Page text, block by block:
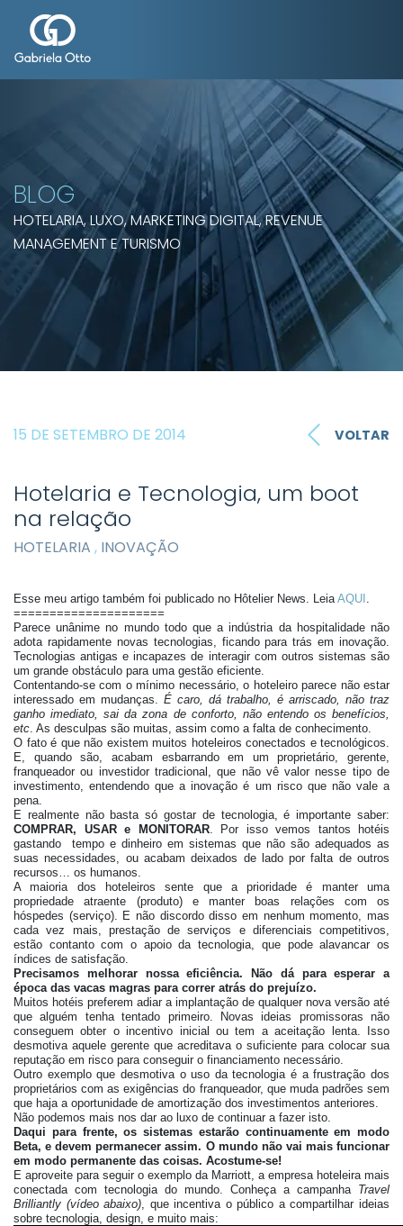
BLOG
HOTELARIA, LUXO, MARKETING DIGITAL, REVENUE
MANAGEMENT E TURISMO
15 DE SETEMBRO DE 2014 VOLTAR
Hotelaria e Tecnologia, um boot
na relação
HOTELARIA , INOVAÇÃO
Esse meu artigo também foi publicado no Hôtelier News. LeiaAQUI .
=====================
Parece unânime no mundo todo que a indústria da hospitalidade não
adota rapidamente novas tecnologias, ficando para trás em inovação.
Tecnologias antigas e incapazes de interagir com outros sistemas são
um grande obstáculo para uma gestão eficiente.
Contentando-se com o mínimo necessário, o hoteleiro parece não estar
interessado em mudanças. É caro, dá trabalho, é arriscado, não traz
ganho imediato, sai da zona de conforto, não entendo os benefícios,
etc. As desculpas são muitas, assim como a falta de conhecimento.
O fato é que não existem muitos hoteleiros conectados e tecnológicos.
E, quando são, acabam esbarrando em um proprietário, gerente,
franqueador ou investidor tradicional, que não vê valor nesse tipo de
investimento, entendendo que a inovação é um risco que não vale a
pena.
E realmente não basta só gostar de tecnologia, é importante saber:
COMPRAR, USAR e MONITORAR. Por isso vemos tantos hotéis
gastando tempo e dinheiro em sistemas que não são adequados as
suas necessidades, ou acabam deixados de lado por falta de outros
recursos… os humanos.
A maioria dos hoteleiros sente que a prioridade é manter uma
propriedade atraente (produto) e manter boas relações com os
hóspedes (serviço). E não discordo disso em nenhum momento, mas
cada vez mais, prestação de serviços e diferenciais competitivos,
estão contanto com o apoio da tecnologia, que pode alavancar os
índices de satisfação.
Precisamos melhorar nossa eficiência. Não dá para esperar a
época das vacas magras para correr atrás do prejuízo.
Muitos hotéis preferem adiar a implantação de qualquer nova versão até
que alguém tenha tentado primeiro. Novas ideias promissoras não
conseguem obter o incentivo inicial ou tem a aceitação lenta. Isso
desmotiva aquele gerente que acreditava o suficiente para colocar sua
reputação em risco para conseguir o financiamento necessário.
Outro exemplo que desmotiva o uso da tecnologia é a frustração dos
proprietários com as exigências do franqueador, que muda padrões sem
que haja a oportunidade de amortização dos investimentos anteriores.
Não podemos mais nos dar ao luxo de continuar a fazer isto.
Daqui para frente, os sistemas estarão continuamente em modo
Beta, e devem permanecer assim. O mundo não vai mais funcionar
em modo permanente das coisas. Acostume-se!
E aproveite para seguir o exemplo da Marriott, a empresa hoteleira mais
conectada com tecnologia do mundo. Conheça a campanha Travel
Brilliantly (vídeo abaixo), que incentiva o público a compartilhar ideias
sobre tecnologia, design, e muito mais: